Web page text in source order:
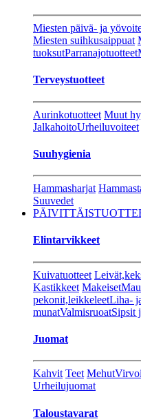
Miesten päivä- ja
Miesten suihkusaippuat
tuoksutParranajotuotteet
Terveystuotteet
Aurinkotuotteet Muut
JalkahoitoUrheiluvoiteet
Suuhygienia
Hammasharjat
Suuvedet
Elintarvikkeet
Kuivatuotteet
Kastikkeet Makeiset
pekonit,leikkeleetLiha-
munatValmisruoatSipsit
Juomat
Kahvit Teet Mehut
Urheilujuomat
Taloustavarat